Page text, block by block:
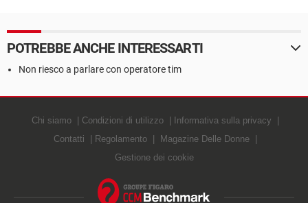
POTREBBE ANCHE INTERESSARTI
Non riesco a parlare con operatore tim
Chi siamo Condizioni di utilizzo
Informativa sulla privacy
Contatti
Regolamento
Magazine Delle Donne
Gestione dei cookie